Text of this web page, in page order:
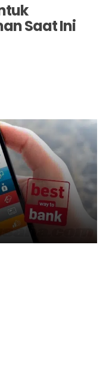
Saat Ini